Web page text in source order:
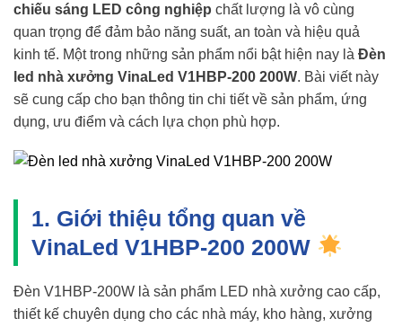
chiếu sáng LED công nghiệp chất lượng là vô cùng
quan trọng để đảm bảo năng suất, an toàn và hiệu quả
kinh tế. Một trong những sản phẩm nổi bật hiện nay là Đèn
led nhà xưởng VinaLed V1HBP-200 200W. Bài viết này
sẽ cung cấp cho bạn thông tin chi tiết về sản phẩm, ứng
dụng, ưu điểm và cách lựa chọn phù hợp.
1. Giới thiệu tổng quan về
VinaLed V1HBP-200 200W
Đèn V1HBP-200W là sản phẩm LED nhà xưởng cao cấp,
thiết kế chuyên dụng cho các nhà máy, kho hàng, xưởng